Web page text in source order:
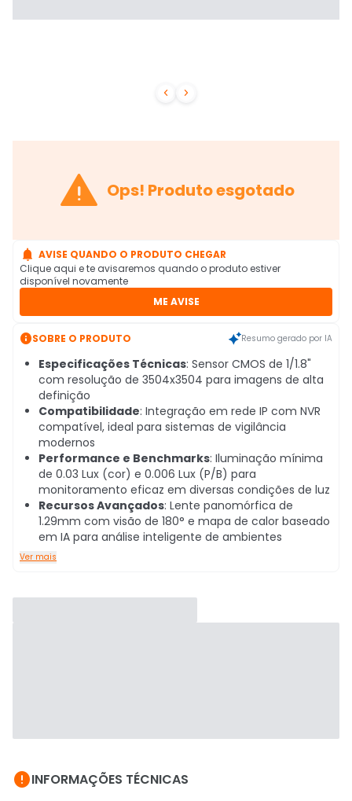
 
 Ops! Produto esgotado
 AVISE QUANDO O PRODUTO CHEGAR
Clique aqui e te avisaremos quando o produto estiver
disponível novamente
ME AVISE
SOBRE O PRODUTO Resumo gerado por IA
Especificações Técnicas: Sensor CMOS de 1/1.8"
com resolução de 3504x3504 para imagens de alta
definição
Compatibilidade: Integração em rede IP com NVR
compatível, ideal para sistemas de vigilância
modernos
Performance e Benchmarks: Iluminação mínima
de 0.03 Lux (cor) e 0.006 Lux (P/B) para
monitoramento eficaz em diversas condições de luz
Recursos Avançados: Lente panomórfica de
1.29mm com visão de 180° e mapa de calor baseado
em IA para análise inteligente de ambientes
Ver mais
INFORMAÇÕES TÉCNICAS